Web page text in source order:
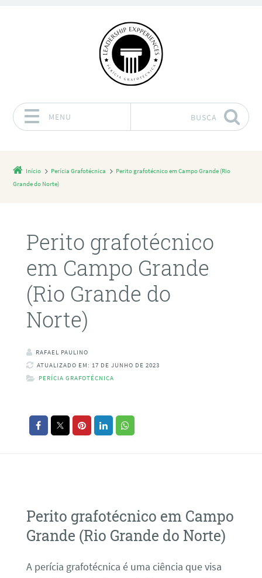
MENU BUSCA
Início Perícia Grafotécnica
Perito grafotécnico em Campo Grande (Rio
Grande do Norte)
Perito grafotécnico
em Campo Grande
(Rio Grande do
Norte)
RAFAEL PAULINO
ATUALIZADO EM: 17 DE JUNHO DE 2023
PERÍCIA GRAFOTÉCNICA
Perito grafotécnico em Campo
Grande (Rio Grande do Norte)
A perícia grafotécnica é uma ciência que visa